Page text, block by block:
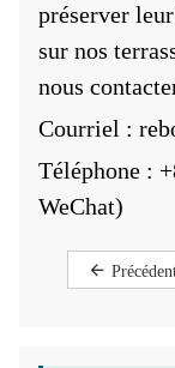
préserver
sur nos
nous
Courriel :
Téléphone :
WeChat)